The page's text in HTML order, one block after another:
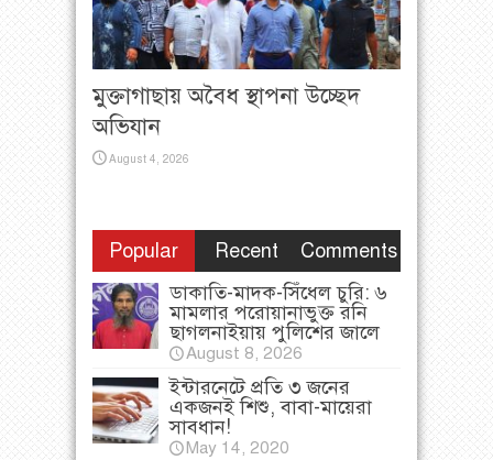
মুক্তাগাছায় অবৈধ স্থাপনা উচ্ছেদ
অভিযান
August 4, 2026
Popular Recent
Comments
ডাকাতি-মাদক-সিঁধেল চুরি: ৬
মামলার পরোয়ানাভুক্ত রনি
ছাগলনাইয়ায় পুলিশের জালে
August 8, 2026
ইন্টারনেটে প্রতি ৩ জনের
একজনই শিশু, বাবা-মায়েরা
সাবধান!
May 14, 2020